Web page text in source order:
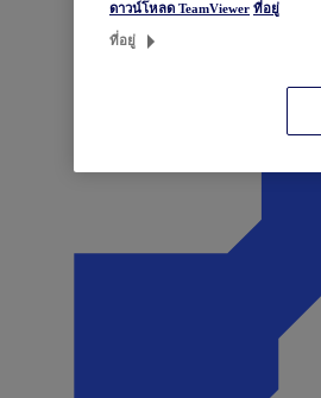
ดาวน์โหลด TeamViewer ที่อยู่
ที่อยู่